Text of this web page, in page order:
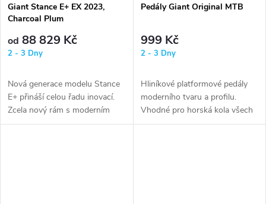
Giant Stance E+ EX 2023,
Charcoal Plum
od 88 829 Kč
2 - 3 Dny
Nová generace modelu Stance
E+ přináší celou řadu inovací.
Zcela nový rám s moderním
designem a geometrií
Pedály Giant Original MTB
999 Kč
2 - 3 Dny
Hliníkové platformové pedály
moderního tvaru a profilu.
Vhodné pro horská kola všech
typů.